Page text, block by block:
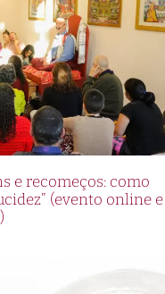
e recomeços: como
(evento online e